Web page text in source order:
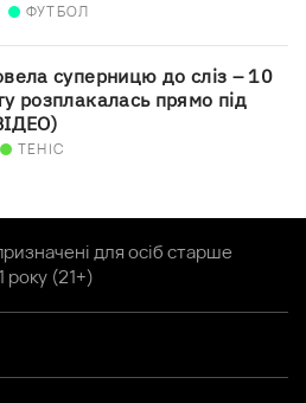
ФУТБОЛ
суперницю до сліз – 10
розплакалась прямо під
ТЕНІС
для осіб старше
року (21+)